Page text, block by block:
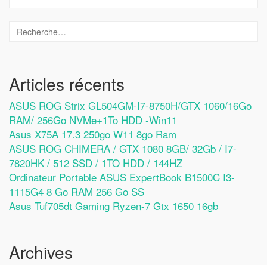
Articles récents
ASUS ROG Strix GL504GM-I7-8750H/GTX 1060/16Go
RAM/ 256Go NVMe+1To HDD -Win11
Asus X75A 17.3 250go W11 8go Ram
ASUS ROG CHIMERA / GTX 1080 8GB/ 32Gb / I7-
7820HK / 512 SSD / 1TO HDD / 144HZ
Ordinateur Portable ASUS ExpertBook B1500C I3-
1115G4 8 Go RAM 256 Go SS
Asus Tuf705dt Gaming Ryzen-7 Gtx 1650 16gb
Archives